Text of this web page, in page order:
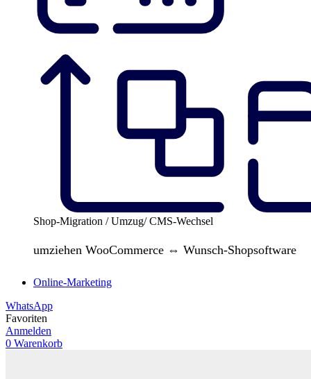
Shop-Migration / Umzug/ CMS-Wechsel
umziehen WooCommerce ⇔ Wunsch-Shopsoftware
Online-Marketing
WhatsApp
Favoriten
Anmelden
0 Warenkorb